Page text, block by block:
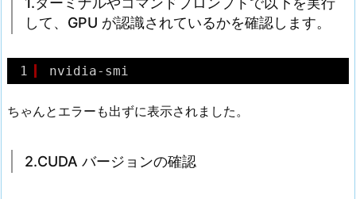
して、GPU が認識されているかを確認します。
1 nvidia-smi
ちゃんとエラーも出ずに表示されました。
2.CUDA バージョンの確認